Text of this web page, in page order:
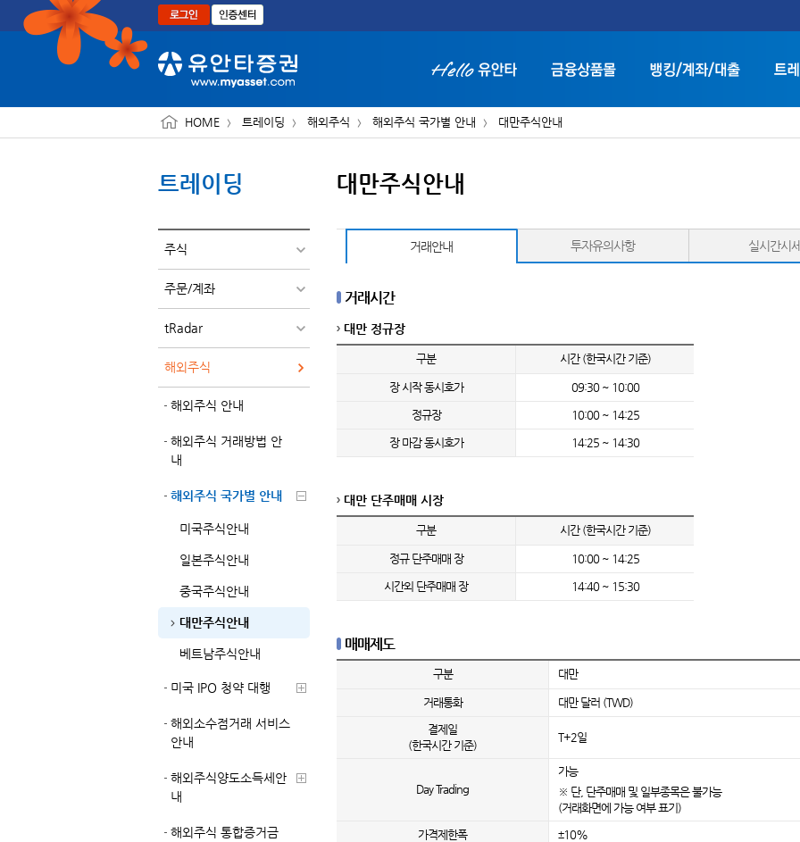
본문으로 바로가기
HOME 트레이딩 해외주식 해외주식 국가별 안내 대만주식안내
트레이딩
주식
주문/계좌
tRadar
해외주식
해외주식 안내
해외주식 거래방법 안
내
해외주식 국가별 안내
미국주식안내
일본주식안내
중국주식안내
대만주식안내
베트남주식안내
미국 IPO 청약 대행
해외소수점거래 서비스
안내
해외주식양도소득세안
내
해외주식 통합증거금
대만주식안내
거래안내 투자유의사항 실시간시세
거래시간
대만 정규장
구분 시간 (한국시간 기준)
장 시작 동시호가 09:30 ~ 10:00
정규장 10:00 ~ 14:25
장 마감 동시호가 14:25 ~ 14:30
대만 단주매매 시장
구분 시간 (한국시간 기준)
정규 단주매매 장 10:00 ~ 14:25
시간외 단주매매 장 14:40 ~ 15:30
매매제도
구분 대만
거래통화
대만 달러 (TWD)
결제일
(한국시간 기준)
T+2일
Day Trading
가능
※ 단, 단주매매 및 일부종목은 불가능
(거래화면에 가능 여부 표기)
가격제한폭
±10%